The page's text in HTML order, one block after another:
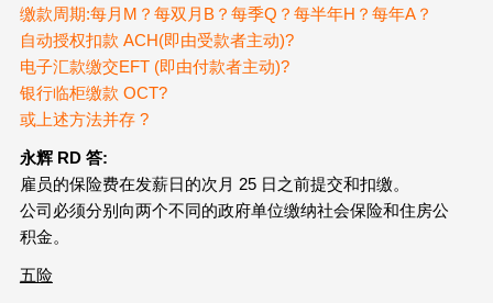
缴款周期:每月M？每双月B？每季Q？每半年H？每年A？
自动授权扣款 ACH(即由受款者主动)?
电子汇款缴交EFT (即由付款者主动)?
银行临柜缴款 OCT?
或上述方法并存 ?
永辉 RD 答:
雇员的保险费在发薪日的次月 25 日之前提交和扣缴。
公司必须分别向两个不同的政府单位缴纳社会保险和住房公
积金。
五险